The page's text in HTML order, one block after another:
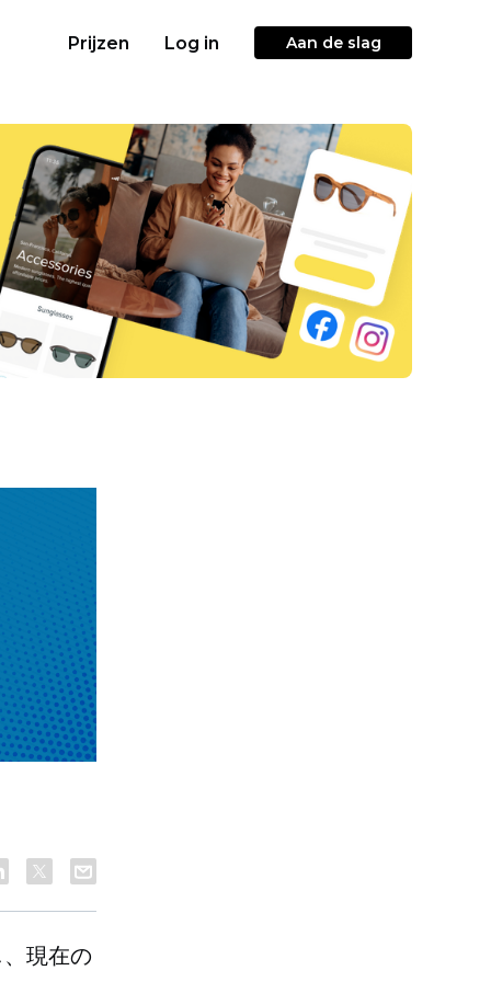
Prijzen Log in Aan de slag
現在の